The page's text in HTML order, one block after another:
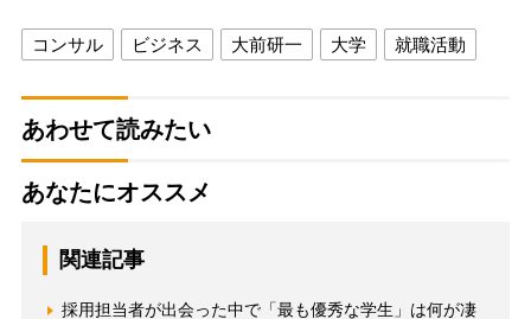
コンサル ビジネス 大前研一 大学 就職活動
あわせて読みたい
あなたにオススメ
関連記事
採用担当者が出会った中で「最も優秀な学生」は何が凄